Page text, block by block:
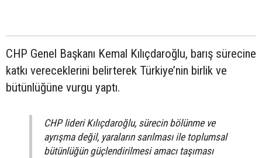
CHP Genel Başkanı Kemal Kılıçdaroğlu, barış sürecine
katkı vereceklerini belirterek Türkiye’nin birlik ve
bütünlüğüne vurgu yaptı.
CHP lideri Kılıçdaroğlu, sürecin bölünme ve
ayrışma değil, yaraların sarılması ile toplumsal
bütünlüğün güçlendirilmesi amacı taşıması